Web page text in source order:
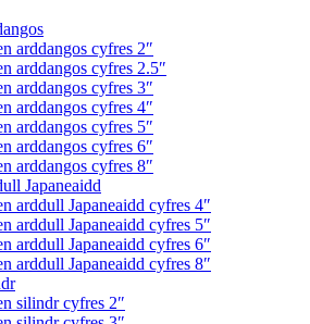
arddangos cyfres 2″
arddangos cyfres 2.5″
arddangos cyfres 3″
arddangos cyfres 4″
arddangos cyfres 5″
arddangos cyfres 6″
arddangos cyfres 8″
Japaneaidd
arddull Japaneaidd cyfres 4″
arddull Japaneaidd cyfres 5″
arddull Japaneaidd cyfres 6″
arddull Japaneaidd cyfres 8″
silindr cyfres 2″